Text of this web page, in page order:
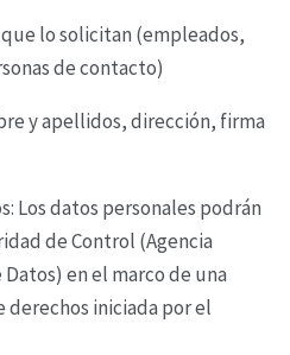
lo solicitan (empleados,
decontacto)
y apellidos, dirección, firma
Los datos personales podrán
deControl (Agencia
en el marco de una
derechos iniciada por el